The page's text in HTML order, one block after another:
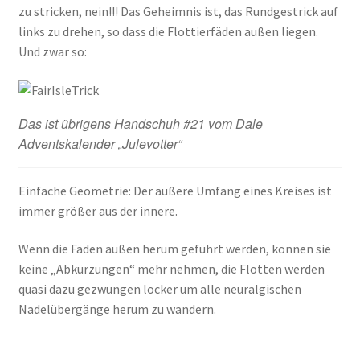
zu stricken, nein!!! Das Geheimnis ist, das Rundgestrick auf
links zu drehen, so dass die Flottierfäden außen liegen.
Und zwar so:
Das ist übrigens Handschuh #21 vom Dale
Adventskalender „Julevotter“
Einfache Geometrie: Der äußere Umfang eines Kreises ist
immer größer aus der innere.
Wenn die Fäden außen herum geführt werden, können sie
keine „Abkürzungen“ mehr nehmen, die Flotten werden
quasi dazu gezwungen locker um alle neuralgischen
Nadelübergänge herum zu wandern.